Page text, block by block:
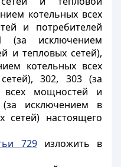
котельных всех
и потребителей
(за исключением
и тепловых сетей),
котельных всех
302, 303 (за
всех мощностей и
исключением в
сетей) настоящего
729изложить в